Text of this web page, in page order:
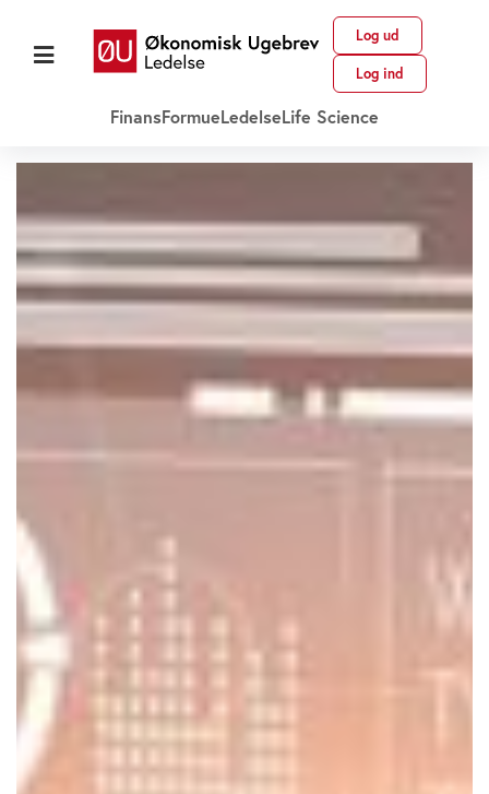
Log ud
Log ind
FinansFormueLedelseLife Science